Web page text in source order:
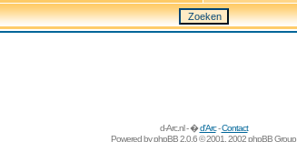
d-Arc.nl - �d'Arc-Contact
Powered byphpBB2.0.6 © 2001, 2002 phpBB Group